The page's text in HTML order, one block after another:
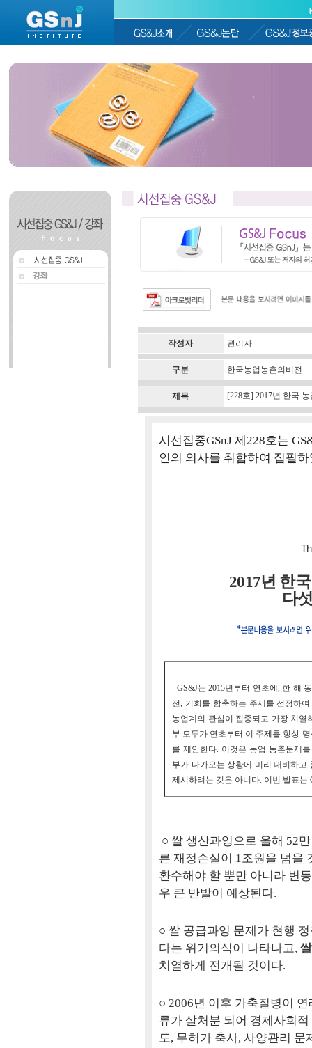
작성자 관리자
구분 한국농업농촌의비전
제목 [228호] 2017년 한국
시선집중GSnJ 제228호는
인의 의사를 취합하여 집필
2017년 한
다
GS&J는 2015년부터 연초에, 한 해
전, 기회를 함축하는 주제를 선정하
농업계의 관심이 집중되고 가장 치
부 모두가 연초부터 이 주제를 항상
를 제안한다. 이것은 농업·농촌문제
부가 다가오는 상황에 미리 대비하
제시하려는 것은 아니다. 이번 발표
○ 쌀 생산과잉으로 올해 52
른 재정손실이 1조원을 넘을
환수해야 할 뿐만 아니라 변
우 큰 반발이 예상된다.
○ 쌀 공급과잉 문제가 현행
다는 위기의식이 나타나고,
치열하게 전개될 것이다.
○ 2006년 이후 가축질병이
류가 살처분 되어 경제사회
도, 무허가 축사, 사양관리